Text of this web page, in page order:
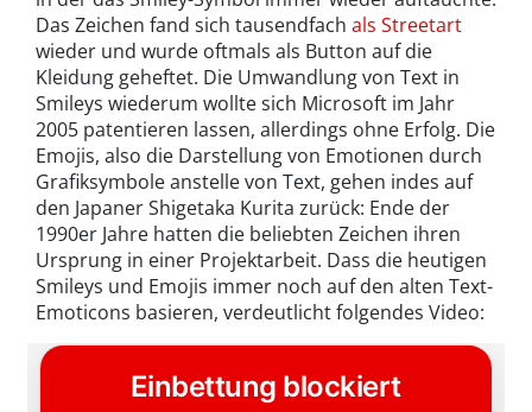
Das Zeichen fand sich tausendfach als Streetart
wieder und wurde oftmals als Button auf die
Kleidung geheftet. Die Umwandlung von Text in
Smileys wiederum wollte sich Microsoft im Jahr
2005 patentieren lassen, allerdings ohne Erfolg. Die
Emojis, also die Darstellung von Emotionen durch
Grafiksymbole anstelle von Text, gehen indes auf
den Japaner Shigetaka Kurita zurück: Ende der
1990er Jahre hatten die beliebten Zeichen ihren
Ursprung in einer Projektarbeit. Dass die heutigen
Smileys und Emojis immer noch auf den alten Text-
Emoticons basieren, verdeutlicht folgendes Video: